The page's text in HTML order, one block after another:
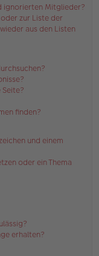
ignorierten Mitglieder?
zur Liste der
aus den Listen
finden?
und einem
oder ein Thema
erhalten?